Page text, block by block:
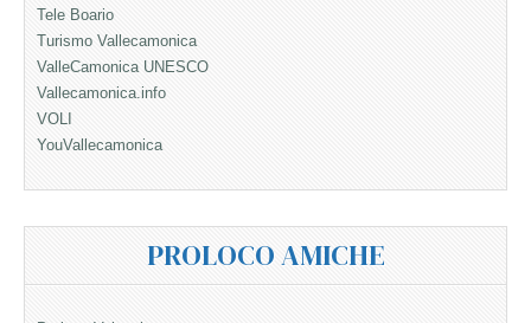
Tele Boario
Turismo Vallecamonica
ValleCamonica UNESCO
Vallecamonica.info
VOLI
YouVallecamonica
PROLOCO AMICHE